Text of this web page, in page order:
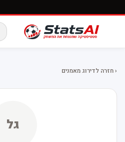
‹ חזרה לדירוג מאמנים
גל